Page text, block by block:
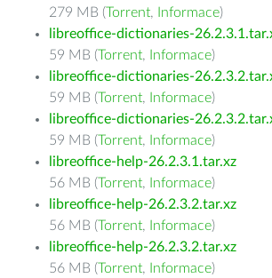
279 MB (Torrent, Informace)
libreoffice-dictionaries-
59 MB (Torrent, Informace)
libreoffice-dictionaries-
59 MB (Torrent, Informace)
libreoffice-dictionaries-
59 MB (Torrent, Informace)
libreoffice-help-26.2.3.1.tar.xz
56 MB (Torrent, Informace)
libreoffice-help-26.2.3.2.tar.xz
56 MB (Torrent, Informace)
libreoffice-help-26.2.3.2.tar.xz
56 MB (Torrent, Informace)